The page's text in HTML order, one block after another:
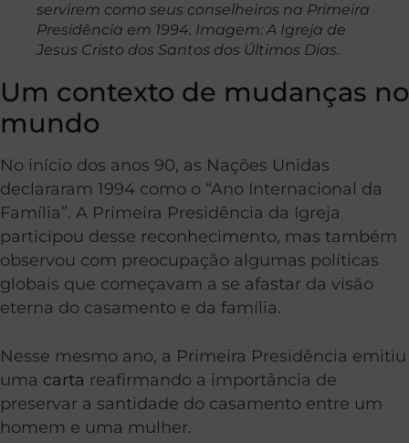
servirem como seus conselheiros na Primeira
Presidência em 1994. Imagem: A Igreja de
Jesus Cristo dos Santos dos Últimos Dias.
Um contexto de mudanças no
mundo
No início dos anos 90, as Nações Unidas
declararam 1994 como o “Ano Internacional da
Família”. A Primeira Presidência da Igreja
participou desse reconhecimento, mas também
observou com preocupação algumas políticas
globais que começavam a se afastar da visão
eterna do casamento e da família.
Nesse mesmo ano, a Primeira Presidência emitiu
uma carta reafirmando a importância de
preservar a santidade do casamento entre um
homem e uma mulher.